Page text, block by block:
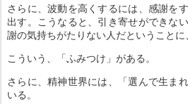
さらに、波動を高くするには、感謝を
出す。こうなると、引き寄せができな
謝の気持ちがたりない人だということに
こういう、「ふみつけ」がある。
さらに、精神世界には、「選んで生ま
いる。